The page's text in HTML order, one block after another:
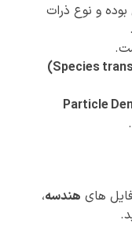
و نوع ذرات
Particle
های هندسه،